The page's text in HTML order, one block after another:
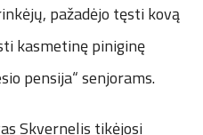
pažadėjo tęsti kovą
kasmetinę piniginę
pensija“ senjorams.
Skvernelis tikėjosi